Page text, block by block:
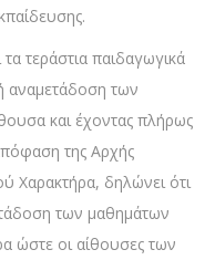
τεράστια παιδαγωγικά
αναμετάδοση των
και έχοντας πλήρως
της Αρχής
Χαρακτήρα, δηλώνει ότι
των μαθημάτων
ώστε οι αίθουσες των